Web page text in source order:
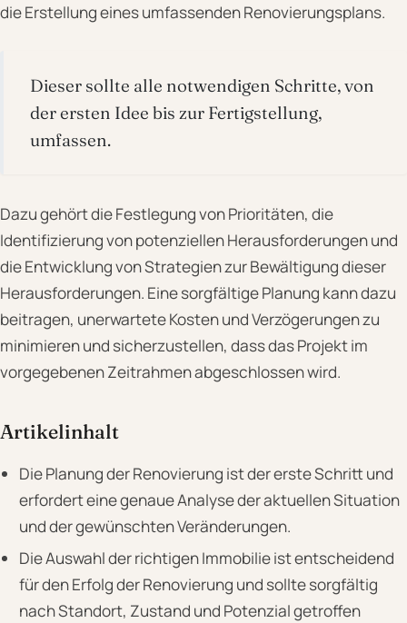
die Erstellung eines umfassenden Renovierungsplans.
Dieser sollte alle notwendigen Schritte, von
der ersten Idee bis zur Fertigstellung,
umfassen.
Dazu gehört die Festlegung von Prioritäten, die
Identifizierung von potenziellen Herausforderungen und
die Entwicklung von Strategien zur Bewältigung dieser
Herausforderungen. Eine sorgfältige Planung kann dazu
beitragen, unerwartete Kosten und Verzögerungen zu
minimieren und sicherzustellen, dass das Projekt im
vorgegebenen Zeitrahmen abgeschlossen wird.
Artikelinhalt
Die Planung der Renovierung ist der erste Schritt und
erfordert eine genaue Analyse der aktuellen Situation
und der gewünschten Veränderungen.
Die Auswahl der richtigen Immobilie ist entscheidend
für den Erfolg der Renovierung und sollte sorgfältig
nach Standort, Zustand und Potenzial getroffen